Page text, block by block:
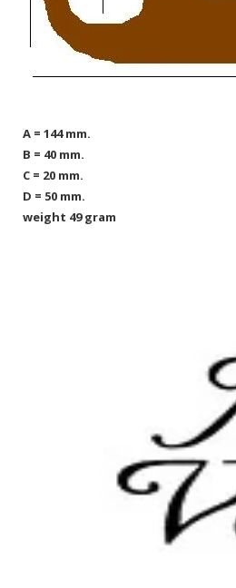
A = 144 mm.
B = 40 mm.
C = 20 mm.
D = 50 mm.
weight 49 gram